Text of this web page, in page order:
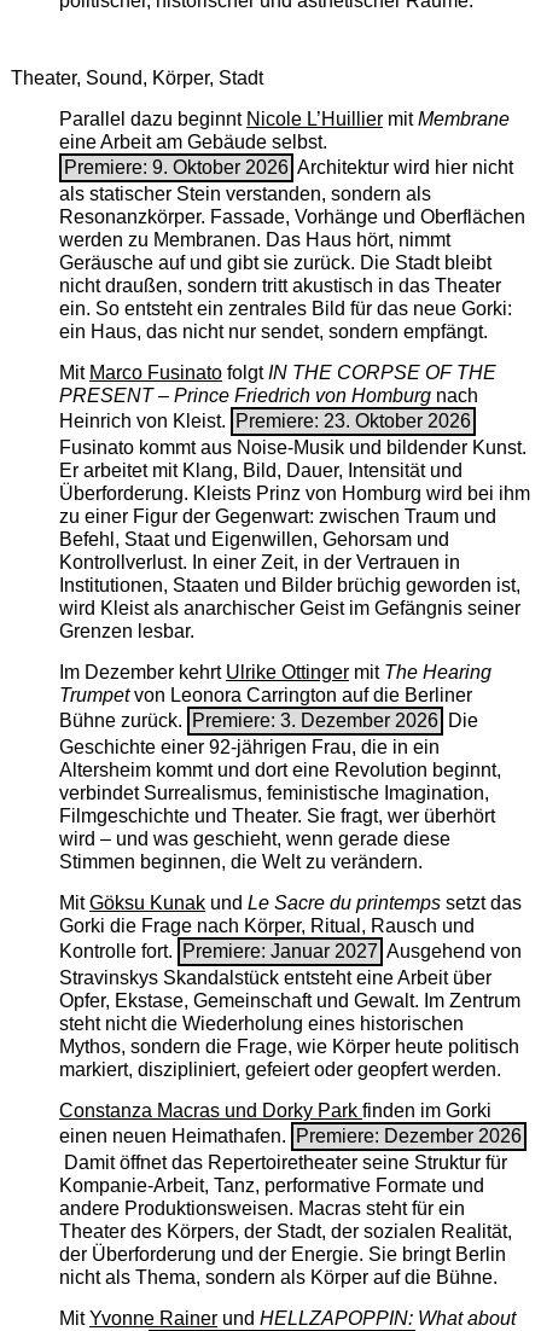
Theater, Sound, Körper, Stadt
Parallel dazu beginnt Nicole L’Huilliermit ­Membrane
eine Arbeit am Gebäude selbst.
Premiere: 9. Oktober 2026 Architektur wird hier nicht
als statischer Stein verstanden, sondern als
Resonanzkörper. Fassade, Vorhänge und Oberflächen
werden zu Membranen. Das Haus hört, nimmt
Geräusche auf und gibt sie zurück. Die Stadt bleibt
nicht draußen, sondern tritt akustisch in das Theater
ein. So entsteht ein zentrales Bild für das neue Gorki:
ein Haus, das nicht nur sendet, sondern empfängt.
Mit Marco FusinatofolgtIN THE CORPSE OF THE
PRESENT – Prince Friedrich von Homburgnach
Heinrich von Kleist.
Premiere: 23. Oktober 2026
Fusinato kommt aus Noise-Musik und bildender Kunst.
Er arbeitet mit Klang, Bild, Dauer, Intensität und
Überforderung. Kleists Prinz von Homburg wird bei ihm
zu einer Figur der Gegenwart: zwischen Traum und
Befehl, Staat und Eigenwillen, Gehorsam und
Kontrollverlust. In einer Zeit, in der Vertrauen in
Institutionen, Staaten und Bilder brüchig geworden ist,
wird Kleist als anarchischer Geist im Gefängnis seiner
Grenzen lesbar.
Im Dezember kehrt Ulrike Ottingermit The ­Hearing
Trumpetvon Leonora Carrington auf die Berliner
Bühne zurück.
Premiere: 3. Dezember 2026 Die
Geschichte einer 92-jährigen Frau, die in ein
Altersheim kommt und dort eine Revolution beginnt,
verbindet Surrealismus, feministische Imagination,
Filmgeschichte und Theater. Sie fragt, wer überhört
wird – und was geschieht, wenn gerade diese
Stimmen beginnen, die Welt zu verändern.
MitGöksu Kunakund Le Sacre du printempssetzt das
Gorki die Frage nach Körper, Ritual, Rausch und
Kontrolle fort.
Premiere: Januar 2027 Ausgehend von
Stravinskys Skandalstück entsteht eine Arbeit über
Opfer, Ekstase, Gemeinschaft und Gewalt. Im Zentrum
steht nicht die Wiederholung eines historischen
Mythos, sondern die Frage, wie Körper heute politisch
markiert, diszipliniert, gefeiert oder geopfert werden.
Constanza Macras und Dorky Park finden im Gorki
einen neuen Heimathafen.
Premiere: Dezember 2026
Damit öffnet das Repertoiretheater seine Struktur für
Kompanie-Arbeit, Tanz, performative Formate und
andere Produktionsweisen. Macras steht für ein
Theater des Körpers, der Stadt, der sozialen Realität,
der Überforderung und der Energie. Sie bringt Berlin
nicht als Thema, sondern als Körper auf die Bühne.
MitYvonne Rainerund HELLZAPOPPIN: What about